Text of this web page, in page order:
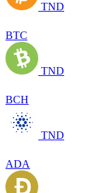
TND
BTC
TND
BCH
TND
ADA